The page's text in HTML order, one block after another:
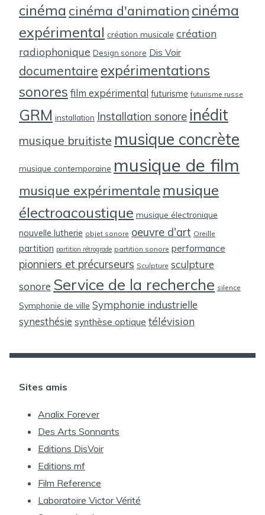
cinéma cinéma d'animation cinéma
expérimental création musicale création
radiophonique Design sonore Dis Voir
documentaire expérimentations
sonores film expérimental futurisme futurisme russe
GRM installation Installation sonore inédit
musique bruitiste musique concrète
musique contemporaine musique de film
musique expérimentale musique
électroacoustique musique électronique
nouvelle lutherie objet sonore oeuvre d'art Oreille
partition partition rétrograde partition sonore performance
pionniers et précurseurs Sculpture sculpture
sonore Service de la recherche silence
Symphonie de ville Symphonie industrielle
synesthésie synthèse optique télévision
Sites amis
Analix Forever
Des Arts Sonnants
Editions DisVoir
Editions mf
Film Reference
Laboratoire Victor Vérité